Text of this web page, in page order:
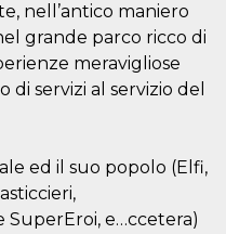
nell’antico maniero
grande parco ricco di
meravigliose
servizi al servizio del
ed il suo popolo (Elfi,
SuperEroi, e…ccetera)
cookie para
recordar las
preferencias de
consentimiento
de cookies de
los visitantes. Es
Script.com
funcione